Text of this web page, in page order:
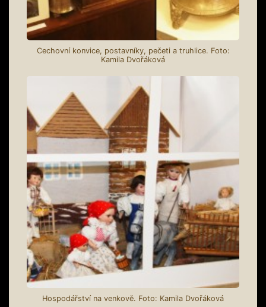
Cechovní konvice, postavníky, pečeti a truhlice. Foto:
Kamila Dvořáková
Hospodářství na venkově. Foto: Kamila Dvořáková